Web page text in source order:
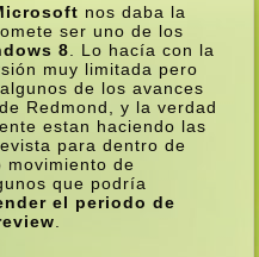
nos daba la
ser uno de los
8 . Lo hací­a con la
muy limitada pero
de los avances
Redmond, y la verdad
estan haciendo las
para dentro de
movimiento de
que podrí­a
el periodo de